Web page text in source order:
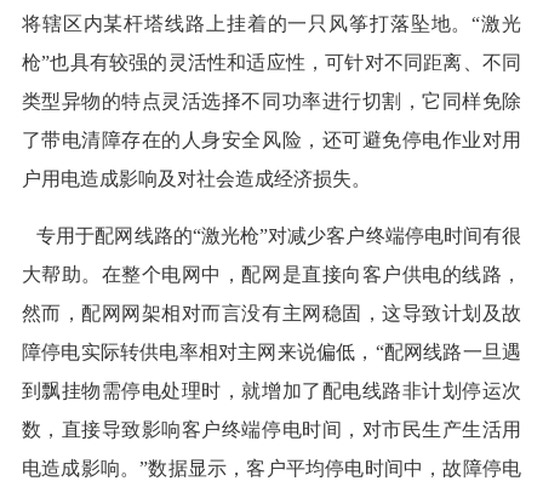
将辖区内某杆塔线路上挂着的一只风筝打落坠地。“激光
枪”也具有较强的灵活性和适应性，可针对不同距离、不同
类型异物的特点灵活选择不同功率进行切割，它同样免除
了带电清障存在的人身安全风险，还可避免停电作业对用
户用电造成影响及对社会造成经济损失。
专用于配网线路的“激光枪”对减少客户终端停电时间有很
大帮助。在整个电网中，配网是直接向客户供电的线路，
然而，配网网架相对而言没有主网稳固，这导致计划及故
障停电实际转供电率相对主网来说偏低，“配网线路一旦遇
到飘挂物需停电处理时，就增加了配电线路非计划停运次
数，直接导致影响客户终端停电时间，对市民生产生活用
电造成影响。”数据显示，客户平均停电时间中，故障停电